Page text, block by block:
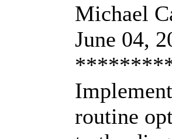
Michael
June 04,
routine